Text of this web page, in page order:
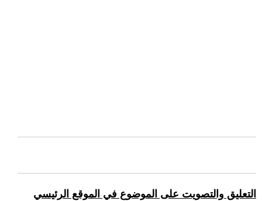
التعليق والتصويت على الموضوع في الموقع الرئيسي